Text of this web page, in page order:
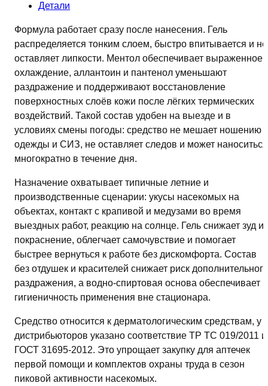
Детали
Формула работает сразу после нанесения. Гель
распределяется тонким слоем, быстро впитывается и не
оставляет липкости. Ментол обеспечивает выраженное
охлаждение, аллантоин и пантенол уменьшают
раздражение и поддерживают восстановление
поверхностных слоёв кожи после лёгких термических
воздействий. Такой состав удобен на выезде и в
условиях смены погоды: средство не мешает ношению
одежды и СИЗ, не оставляет следов и может наноситься
многократно в течение дня.
Назначение охватывает типичные летние и
производственные сценарии: укусы насекомых на
объектах, контакт с крапивой и медузами во время
выездных работ, реакцию на солнце. Гель снижает зуд и
покраснение, облегчает самочувствие и помогает
быстрее вернуться к работе без дискомфорта. Состав
без отдушек и красителей снижает риск дополнительного
раздражения, а водно‑спиртовая основа обеспечивает
гигиеничность применения вне стационара.
Средство относится к дерматологическим средствам, у
дистрибьюторов указано соответствие ТР ТС 019/2011 и
ГОСТ 31695‑2012. Это упрощает закупку для аптечек
первой помощи и комплектов охраны труда в сезон
пиковой активности насекомых.